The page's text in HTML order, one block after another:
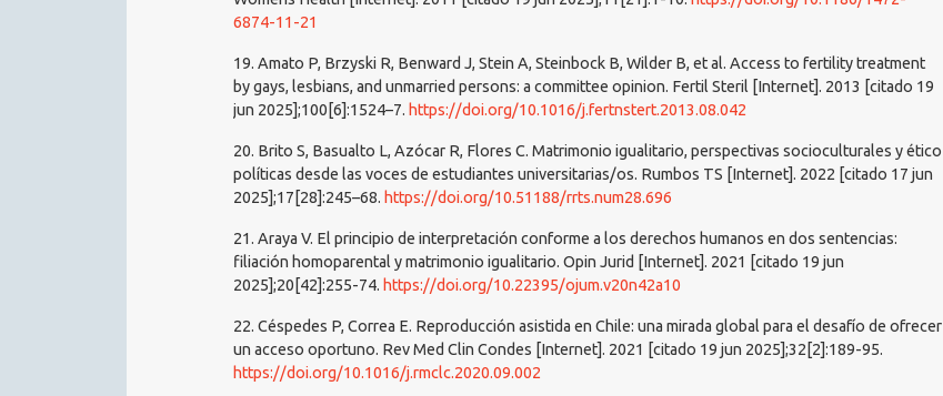
6874-11-21
19. Amato P, Brzyski R, Benward J, Stein A, Steinbock B, Wilder B, et al. Access to fertility treatment
by gays, lesbians, and unmarried persons: a committee opinion. Fertil Steril [Internet]. 2013 [citado 19
jun 2025];100[6]:1524–7. https://doi.org/10.1016/j.fertnstert.2013.08.042
20. Brito S, Basualto L, Azócar R, Flores C. Matrimonio igualitario, perspectivas socioculturales y ético
políticas desde las voces de estudiantes universitarias/os. Rumbos TS [Internet]. 2022 [citado 17 jun
2025];17[28]:245–68. https://doi.org/10.51188/rrts.num28.696
21. Araya V. El principio de interpretación conforme a los derechos humanos en dos sentencias:
filiación homoparental y matrimonio igualitario. Opin Jurid [Internet]. 2021 [citado 19 jun
2025];20[42]:255-74. https://doi.org/10.22395/ojum.v20n42a10
22. Céspedes P, Correa E. Reproducción asistida en Chile: una mirada global para el desafío de ofrecer
un acceso oportuno. Rev Med Clin Condes [Internet]. 2021 [citado 19 jun 2025];32[2]:189-95.
https://doi.org/10.1016/j.rmclc.2020.09.002